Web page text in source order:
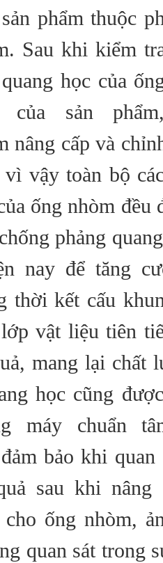
phẩm thuộc
Sau khi kiểm
học của
sản
nâng cấp và
vậy toàn bộ
ống nhòm đều
phảng
nay để tăng
thời kết cấu
vật liệu tiên
mang lại chất
học cũng
máy chuẩn
bảo khi
sau khi nâng
ống nhòm,
quan sát trong